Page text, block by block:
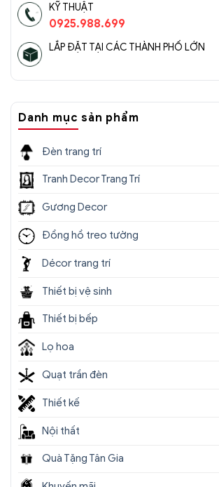
KỸ THUẬT
0925.988.699
LẮP ĐẶT TẠI CÁC THÀNH PHỐ LỚN
Danh mục sản phẩm
Đèn trang trí
Tranh Decor Trang Trí
Gương Decor
Đồng hồ treo tường
Décor trang trí
Thiết bị vệ sinh
Thiết bị bếp
Lọ hoa
Quạt trần đèn
Thiết kế
Nội thất
Quà Tặng Tân Gia